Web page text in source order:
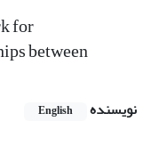
for
between
نویسنده English